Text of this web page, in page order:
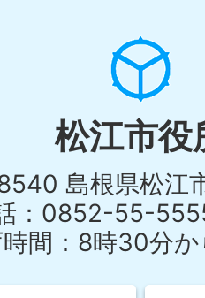
松江市役
島根県松江
：0852-55-
間：8時30分か